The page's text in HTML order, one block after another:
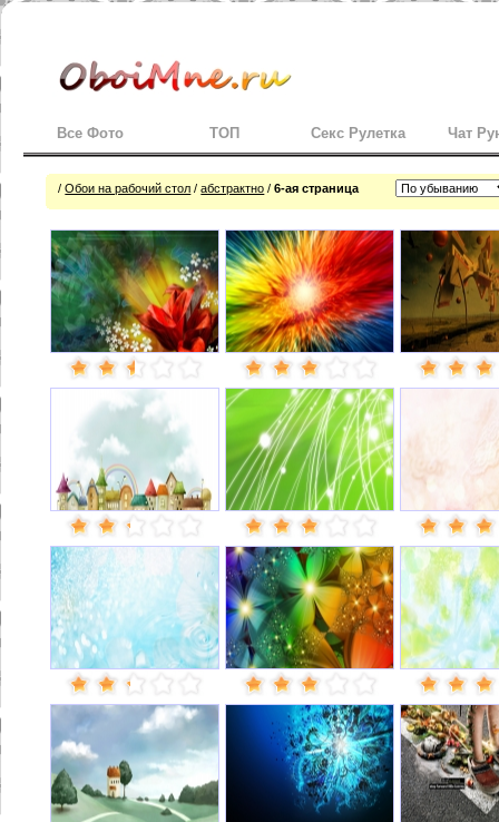
Все Фото ТОП Секс Рулетка Чат
/Обои на рабочий стол /абстрактно /6-ая страница